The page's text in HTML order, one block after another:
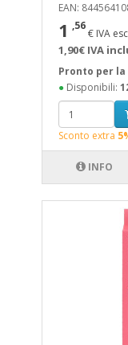
EAN:
1 ,56
€ IVA
1,90€ IVA
Pronto per
●Disponibili:
Sconto extra
INFO